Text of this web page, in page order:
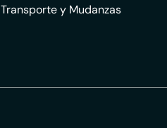
Transporte y Mudanzas